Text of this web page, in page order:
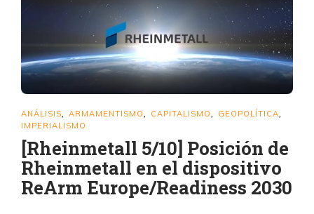
ANÁLISIS ARMAMENTISMO CAPITALISMO GEOPOLÍTICA
IMPERIALISMO
[Rheinmetall 5/10] Posición de
Rheinmetall en el dispositivo
ReArm Europe/Readiness 2030